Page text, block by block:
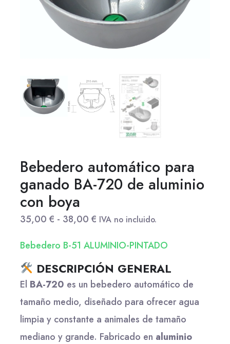
Bebedero automático para
ganado BA-720 de aluminio
con boya
35,00 € - 38,00 € IVA no incluido.
Bebedero B-51 ALUMINIO-PINTADO
DESCRIPCIÓN GENERAL
El BA-720 es un bebedero automático de
tamaño medio, diseñado para ofrecer agua
limpia y constante a animales de tamaño
mediano y grande. Fabricado en aluminio